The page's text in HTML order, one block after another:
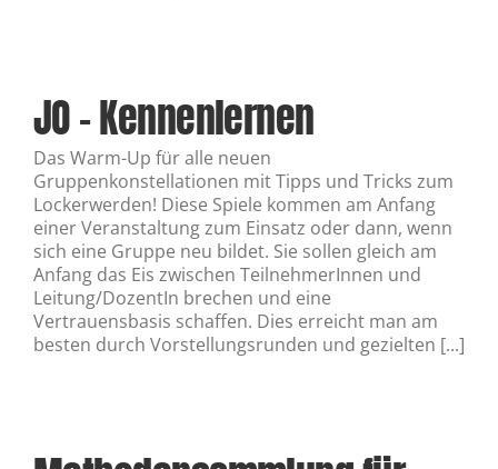
JO – Kennenlernen
Das Warm-Up für alle neuen
Gruppenkonstellationen mit Tipps und Tricks zum
Lockerwerden! Diese Spiele kommen am Anfang
einer Veranstaltung zum Einsatz oder dann, wenn
sich eine Gruppe neu bildet. Sie sollen gleich am
Anfang das Eis zwischen TeilnehmerInnen und
Leitung/DozentIn brechen und eine
Vertrauensbasis schaffen. Dies erreicht man am
besten durch Vorstellungsrunden und gezielten [...]